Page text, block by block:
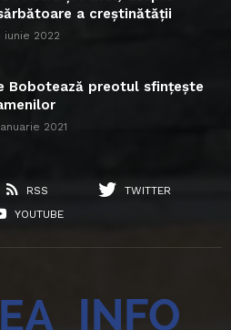
a creștinătății
iunie 2022
Bobotează preotul sfințește
2021
RSS
TWITTER
YOUTUBE